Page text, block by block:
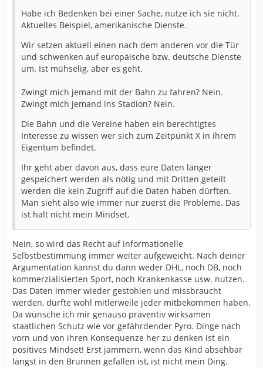
Habe ich Bedenken bei einer Sache, nutze ich sie nicht.
Aktuelles Beispiel, amerikanische Dienste.
Wir setzen aktuell einen nach dem anderen vor die Tür
und schwenken auf europäische bzw. deutsche Dienste
um. Ist mühselig, aber es geht.
Zwingt mich jemand mit der Bahn zu fahren? Nein.
Zwingt mich jemand ins Stadion? Nein.
Die Bahn und die Vereine haben ein berechtigtes
Interesse zu wissen wer sich zum Zeitpunkt X in ihrem
Eigentum befindet.
Ihr geht aber davon aus, dass eure Daten länger
gespeichert werden als nötig und mit Dritten geteilt
werden die kein Zugriff auf die Daten haben dürften.
Man sieht also wie immer nur zuerst die Probleme. Das
ist halt nicht mein Mindset.
Nein, so wird das Recht auf informationelle
Selbstbestimmung immer weiter aufgeweicht. Nach deiner
Argumentation kannst du dann weder DHL, noch DB, noch
kommerzialisierten Sport, noch Krankenkasse usw. nutzen.
Das Daten immer wieder gestohlen und missbraucht
werden, dürfte wohl mitlerweile jeder mitbekommen haben.
Da wünsche ich mir genauso präventiv wirksamen
staatlichen Schutz wie vor gefährdender Pyro. Dinge nach
vorn und von ihren Konsequenze her zu denken ist ein
positives Mindset! Erst jammern, wenn das Kind absehbar
längst in den Brunnen gefallen ist, ist nicht mein Ding.